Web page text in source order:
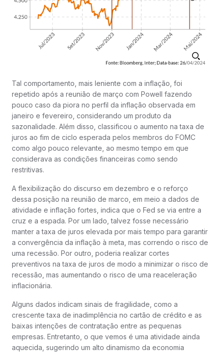
Tal comportamento, mais leniente com a inflação, foi
repetido após a reunião de março com Powell fazendo
pouco caso da piora no perfil da inflação observada em
janeiro e fevereiro, considerando um produto da
sazonalidade. Além disso, classificou o aumento na taxa de
juros ao fim de ciclo esperada pelos membros do FOMC
como algo pouco relevante, ao mesmo tempo em que
considerava as condições financeiras como sendo
restritivas.
A flexibilização do discurso em dezembro e o reforço
dessa posição na reunião de marco, em meio a dados de
atividade e inflação fortes, indica que o Fed se via entre a
cruz e a espada. Por um lado, talvez fosse necessário
manter a taxa de juros elevada por mais tempo para garantir
a convergência da inflação à meta, mas correndo o risco de
uma recessão. Por outro, poderia realizar cortes
preventivos na taxa de juros de modo a minimizar o risco de
recessão, mas aumentando o risco de uma reaceleração
inflacionária.
Alguns dados indicam sinais de fragilidade, como a
crescente taxa de inadimplência no cartão de crédito e as
baixas intenções de contratação entre as pequenas
empresas. Entretanto, o que vemos é uma atividade ainda
aquecida, sugerindo um alto dinamismo da economia